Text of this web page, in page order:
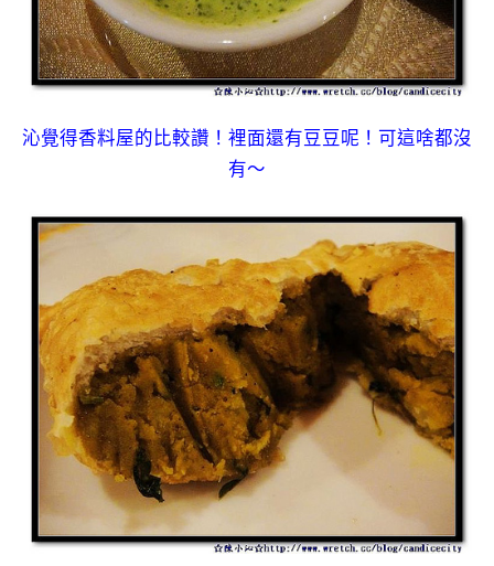
沁覺得香料屋的比較讚！裡面還有豆豆呢！可這啥都沒
有～